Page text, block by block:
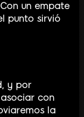
un empate
punto sirvió
y por
con
la